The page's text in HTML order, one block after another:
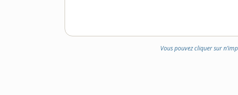
Vous pouvez cliquer sur